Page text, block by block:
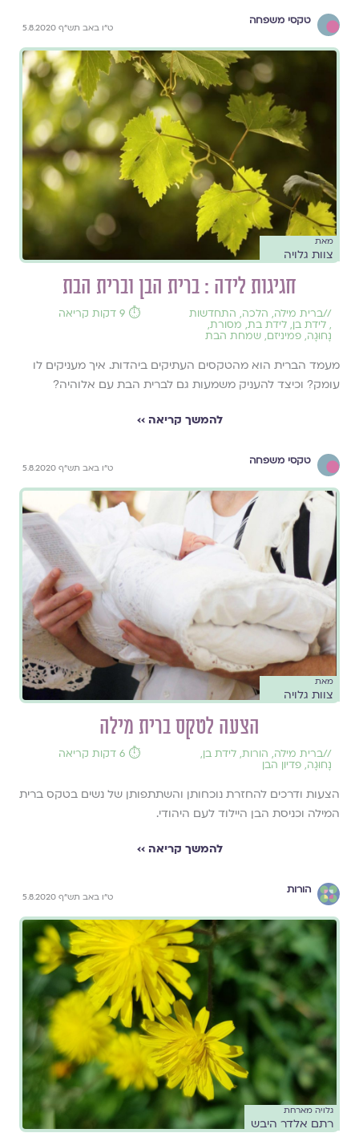
טקסי משפחה
ט"ו באב תש"ף 5.8.2020
מאת
צוות גלויה
חגיגות לידה : ברית הבן וברית הבת
//ברית מילה, הלכה, התחדשות
, לידת בן, לידת בת, מסורת,
נָחוּגָה, פמיניזם, שמחת הבת
⏱️ 9 דקות קריאה
מעמד הברית הוא מהטקסים העתיקים ביהדות. איך מעניקים לו
עומק? וכיצד להעניק משמעות גם לברית הבת עם אלוהיה?
להמשך קריאה ››
טקסי משפחה
ט"ו באב תש"ף 5.8.2020
מאת
צוות גלויה
הצעה לטקס ברית מילה
//ברית מילה, הורות, לידת בן,
נָחוּגָה, פדיון הבן
⏱️ 6 דקות קריאה
הצעות ודרכים להחזרת נוכחותן והשתתפותן של נשים בטקס ברית
המילה וכניסת הבן היילוד לעם היהודי.
להמשך קריאה ››
הורות
ט"ו באב תש"ף 5.8.2020
גלויה מארחת
רתם אלדר היבש